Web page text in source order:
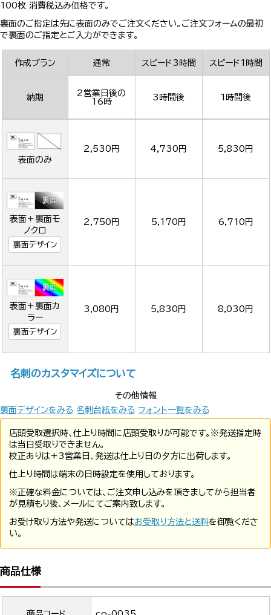
100枚 消費税込み価格です。
裏面のご指定は先に表面のみでご注文ください。ご注文フォームの最初
で裏面のご指定とご入力ができます。
作成プラン 通常 スピード3時間 スピード1時間
納期
2営業日後の
16時
3時間後 1時間後
表面のみ
2,530円 4,730円 5,830円
表面＋裏面モ
ノクロ
裏面デザイン
2,750円 5,170円 6,710円
表面＋裏面カ
ラー
裏面デザイン
3,080円 5,830円 8,030円
名刺のカスタマイズについて
その他情報
裏面デザインをみる 名刺台紙をみる フォント一覧をみる
店頭受取選択時、仕上り時間に店頭受取りが可能です。※発送指定時
は当日受取りできません。
校正ありは+3営業日、発送は仕上り日の夕方に出荷します。
仕上り時間は端末の日時設定を使用しております。
※正確な料金については、ご注文申し込みを頂きましてから担当者
が見積もり後、メールにてご案内致します。
お受け取り方法や発送についてはお受取り方法と送料を御覧くださ
い。
商品仕様